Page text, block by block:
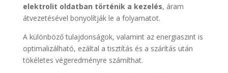
elektrolit oldatban történik a kezelés, áram
átvezetésével bonyolítják le a folyamatot.
A különböző tulajdonságok, valamint az energiaszint is
optimalizálható, ezáltal a tisztítás és a szárítás után
tökéletes végeredményre számíthat.